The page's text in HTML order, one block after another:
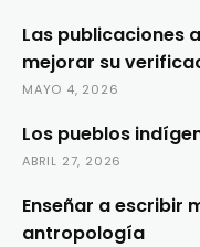
Las publicaciones
mejorar su
MAYO 4, 2026
Los pueblos
ABRIL 27, 2026
Enseñar a escribir
antropología